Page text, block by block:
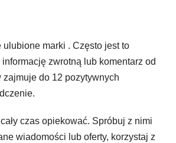
marki . Często jest to
zwrotną lub komentarz od
do 12 pozytywnych
czas opiekować. Spróbuj z nimi
wiadomości lub oferty, korzystaj z